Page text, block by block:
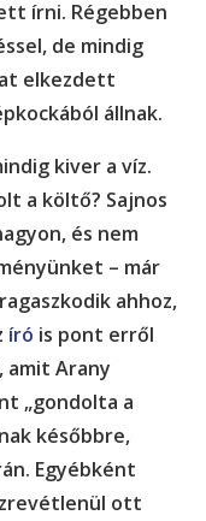
írni. Régebben
de mindig
elkezdett
állnak.
kiver a víz.
a költő? Sajnos
és nem
– már
ahhoz,
író is pont erről
amit Arany
„gondolta a
későbbre,
Egyébként
ott